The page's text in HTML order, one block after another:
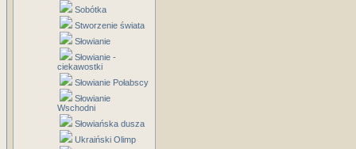
Sobótka
Stworzenie świata
Słowianie
Słowianie -
ciekawostki
Słowianie Połabscy
Słowianie
Wschodni
Słowiańska dusza
Ukraiński Olimp